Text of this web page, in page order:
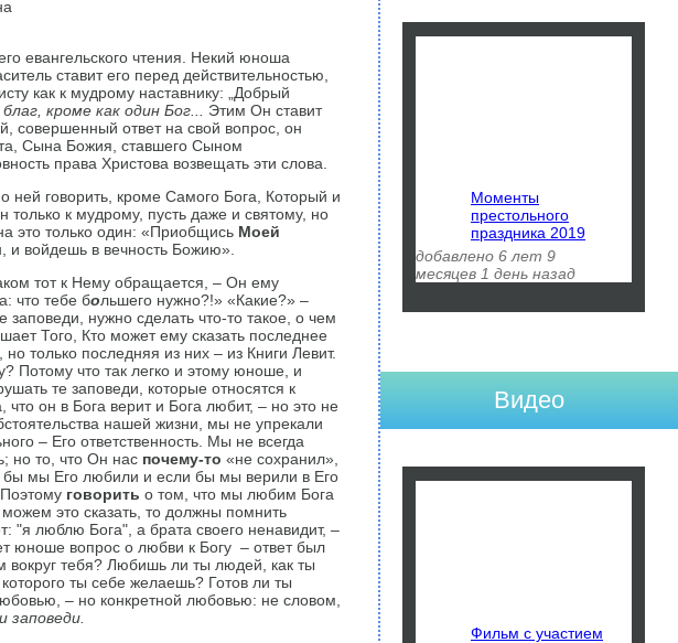
евангельского чтения. Некий юноша
ставит его перед действительностью,
как к мудрому наставнику: „Добрый
кроме как один Бог...
Этим Он ставит
совершенный ответ на свой вопрос, он
Сына Божия, ставшего Сыном
права Христова возвещать эти слова.
ней говорить, кроме Самого Бога, Который и
к мудрому, пусть даже и святому, но
это только один: «Приобщись Моей
и войдешь в вечность Божию».
тот к Нему обращается, – Он ему
что тебе большего нужно?!» «Какие?» –
нужно сделать что-то такое, о чем
Того, Кто может ему сказать последнее
только последняя из них – из Книги Левит.
Потому что так легко и этому юноше, и
те заповеди, которые относятся к
он в Бога верит и Бога любит, – но это не
нашей жизни, мы не упрекали
– Его ответственность. Мы не всегда
но то, что Он нас почему-то «не сохранил»,
бы мы Его любили и если бы мы верили в Его
говорить о том, что мы любим Бога
это сказать, то должны помнить
"я люблю Бога", а брата своего ненавидит, –
юноше вопрос о любви к Богу – ответ был
тебя? Любишь ли ты лю­дей, как ты
ты себе желаешь? Готов ли ты
– но конкретной любовью: не словом,
заповеди.
Моменты
престольного
праздника 2019
добавлено 6 лет 9
месяцев 1 день назад
Видео
Фильм с участием